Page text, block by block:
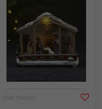
STAR TRADING